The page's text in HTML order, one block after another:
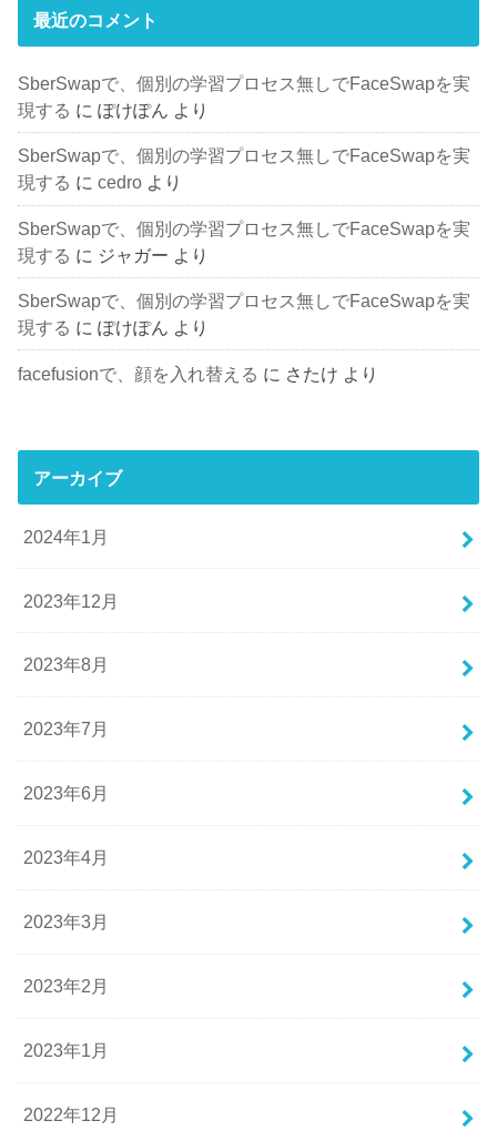
最近のコメント
SberSwapで、個別の学習プロセス無しでFaceSwapを実
現する にぽけぽん より
SberSwapで、個別の学習プロセス無しでFaceSwapを実
現する にcedro より
SberSwapで、個別の学習プロセス無しでFaceSwapを実
現する に ジャガー より
SberSwapで、個別の学習プロセス無しでFaceSwapを実
現する にぽけぽん より
facefusionで、顔を入れ替える に さたけ より
アーカイブ
2024年1月
2023年12月
2023年8月
2023年7月
2023年6月
2023年4月
2023年3月
2023年2月
2023年1月
2022年12月